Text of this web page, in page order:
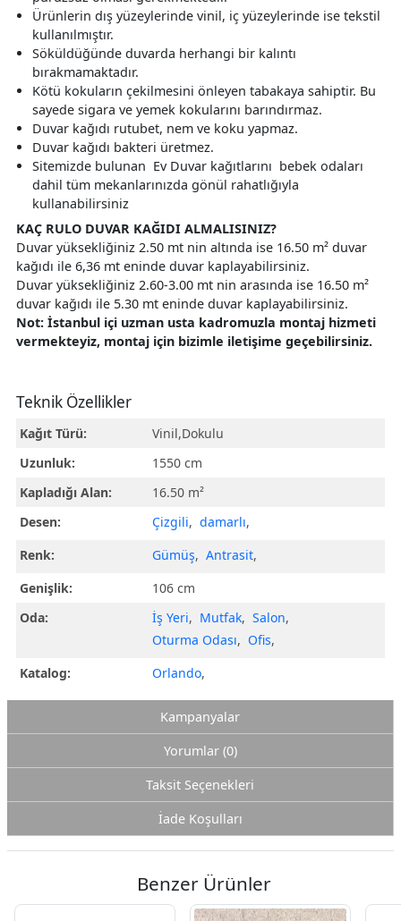
Ürünlerin dış yüzeylerinde vinil, iç yüzeylerinde ise tekstil
kullanılmıştır.
Söküldüğünde duvarda herhangi bir kalıntı
bırakmamaktadır.
Kötü kokuların çekilmesini önleyen tabakaya sahiptir. Bu
sayede sigara ve yemek kokularını barındırmaz.
Duvar kağıdı rutubet, nem ve koku yapmaz.
Duvar kağıdı bakteri üretmez.
Sitemizde bulunan Ev Duvar kağıtlarını bebek odaları
dahil tüm mekanlarınızda gönül rahatlığıyla
kullanabilirsiniz
KAÇ RULO DUVAR KAĞIDI ALMALISINIZ?
Duvar yüksekliğiniz 2.50 mt nin altında ise 16.50 m² duvar
kağıdı ile 6,36 mt eninde duvar kaplayabilirsiniz.
Duvar yüksekliğiniz 2.60-3.00 mt nin arasında ise 16.50 m²
duvar kağıdı ile 5.30 mt eninde duvar kaplayabilirsiniz.
Not: İstanbul içi uzman usta kadromuzla montaj hizmeti
vermekteyiz, montaj için bizimle iletişime geçebilirsiniz.
Teknik Özellikler
Kağıt Türü:
Vinil,Dokulu
Uzunluk:
1550 cm
Kapladığı Alan:
16.50 m²
Desen:
Çizgili, damarlı,
Renk:
Gümüş, Antrasit,
Genişlik:
106 cm
Oda:
İş Yeri, Mutfak, Salon,
Oturma Odası, Ofis,
Katalog:
Orlando,
Kampanyalar
Yorumlar (0)
Taksit Seçenekleri
İade Koşulları
Benzer Ürünler